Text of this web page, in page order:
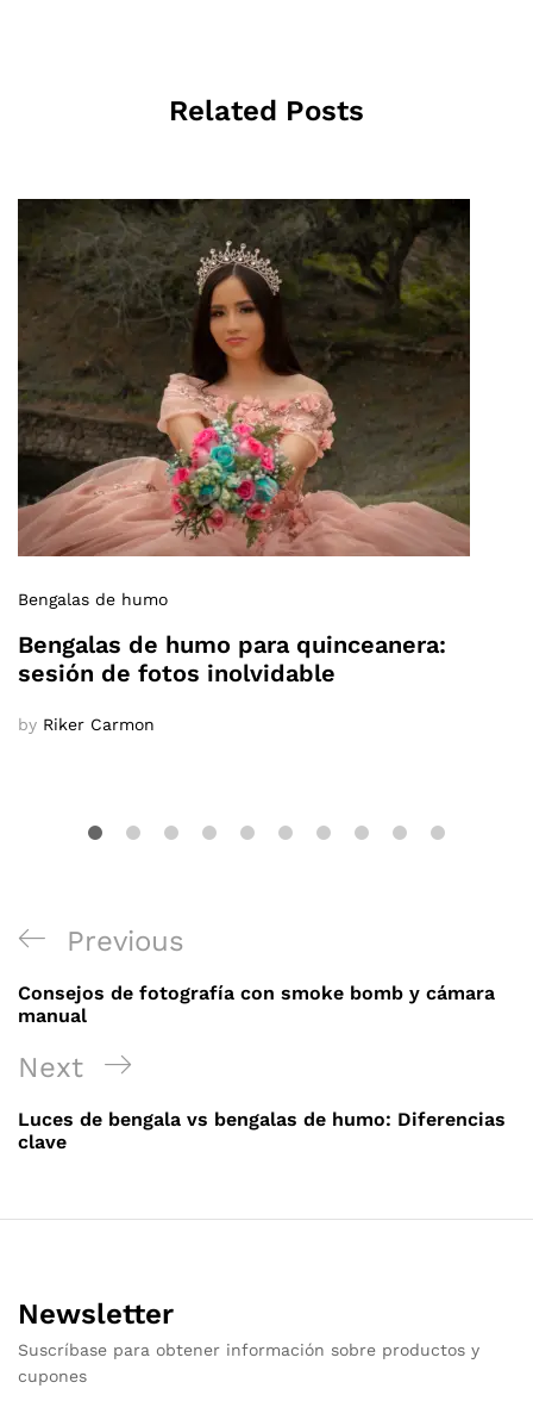
Related Posts
Bengalas de humo
Bengalas de humo para quinceanera:
sesión de fotos inolvidable
by Riker Carmon
Navegación
de
entradas
Previous
Post
Previous
Consejos de fotografía con smoke bomb y cámara
manual
Next
Post
Next
Luces de bengala vs bengalas de humo: Diferencias
clave
Newsletter
Suscríbase para obtener información sobre productos y
cupones